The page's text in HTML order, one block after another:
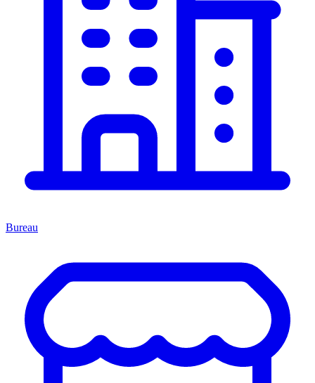
Bureau